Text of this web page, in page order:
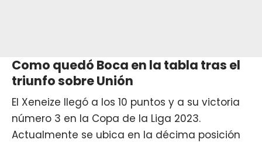
Como quedó Boca en la tabla tras el
triunfo sobre Unión
El Xeneize llegó a los 10 puntos y a su victoria
número 3 en la Copa de la Liga 2023.
Actualmente se ubica en la décima posición